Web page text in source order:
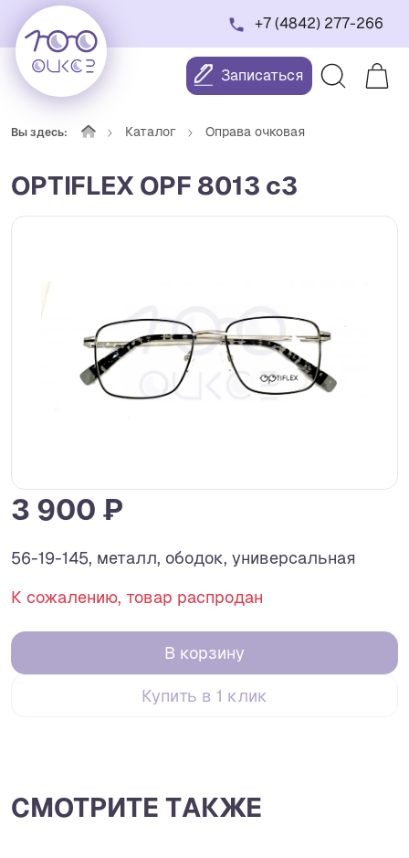
+7 (4842) 277-266
Записаться
Вы здесь: Каталог Оправа очковая
OPTIFLEX OPF 8013 c3
3 900 ₽
56-19-145, металл, ободок, универсальная
К сожалению, товар распродан
В корзину
Купить в 1 клик
СМОТРИТЕ ТАКЖЕ